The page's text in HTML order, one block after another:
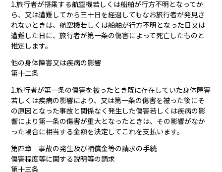
1.旅行者が搭乗する航空機若しくは船舶が行方不明となってか
ら、又は遭難してから三十日を経過してもなお旅行者が発見さ
れないときは、航空機若しくは船舶が行方不明となった日又は
遭難した日に、旅行者が第一条の傷害によって死亡したものと
推定します。
他の身体障害又は疾病の影響
第十二条
1.旅行者が第一条の傷害を被ったとき既に存在していた身体障害
若しくは疾病の影響により、又は第一条の傷害を被った後にそ
の原因となった事故と関係なく発生した傷害若しくは疾病の影
響により第一条の傷害が重大となったときは、その影響がなか
った場合に相当する金額を決定してこれを支払います。
第四章 事故の発生及び補償金等の請求の手続
傷害程度等に関する説明等の請求
第十三条